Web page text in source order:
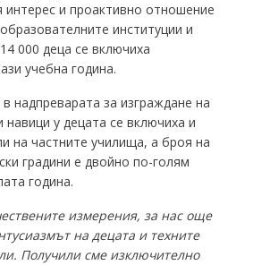
интерес и проактивно отношение
институции и
000 деца се включиха
учебна година.
надпреварата за изграждане на
навици у децата се включиха и
на частните училища, а броя на
градини е двойно по-голям
година.
измерения, за нас още
на децата и техните
Получили сме изключително